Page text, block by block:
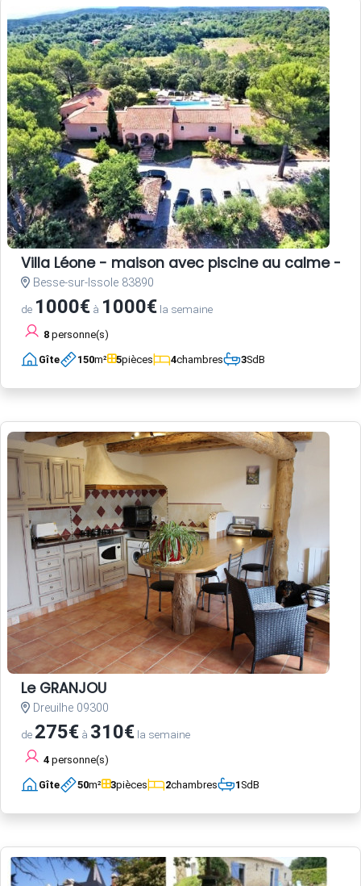
Villa Léone - maison avec piscine au calme -
Besse-sur-Issole 83890
de 1000€ à 1000€ la semaine
8 personne(s)
Gîte 150m² 5pièces 4chambres 3SdB
Le GRANJOU
Dreuilhe 09300
de 275€ à 310€ la semaine
4 personne(s)
Gîte 50m² 3pièces 2chambres 1SdB